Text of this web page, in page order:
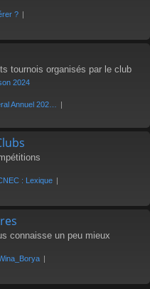
?
tournois organisés par le club
2024
Annuel 202…
: Lexique
connaisse un peu mieux